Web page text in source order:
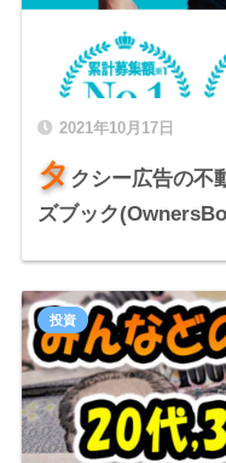
2021年10月17日
タ クシー広告の不
ズブック
投資